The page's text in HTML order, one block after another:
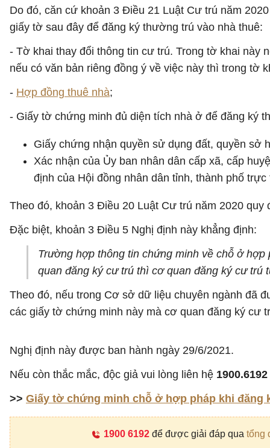
Do đó, căn cứ khoản 3 Điều 21 Luật Cư trú năm
giấy tờ sau đây để đăng ký thường trú vào nhà thuê:
- Tờ khai thay đổi thông tin cư trú. Trong tờ khai này
nếu có văn bản riêng đồng ý về việc này thì trong tờ
- Hợp đồng thuê nhà;
- Giấy tờ chứng minh đủ diện tích nhà ở để đăng ký
Giấy chứng nhận quyền sử dụng đất, quyền sở
Xác nhận của Ủy ban nhân dân cấp xã, cấp
định của Hội đồng nhân dân tỉnh, thành phố
Theo đó, khoản 3 Điều 20 Luật Cư trú năm 2020
Đặc biệt, khoản 3 Điều 5 Nghị định này khẳng định:
Trường hợp thông tin chứng minh về chỗ ở
quan đăng ký cư trú thì cơ quan đăng ký cư trú
Theo đó, nếu trong Cơ sở dữ liệu chuyên ngành đã
các giấy tờ chứng minh này mà cơ quan đăng ký cư
Nghị định này được ban hành ngày 29/6/2021.
Nếu còn thắc mắc, độc giả vui lòng liên hệ 1900.6192
>> Giấy tờ chứng minh chỗ ở hợp pháp khi đăng
1900 6192để được giải đáp qua tổng